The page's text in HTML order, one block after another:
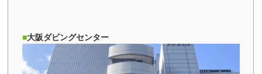
大阪ダビングセンター